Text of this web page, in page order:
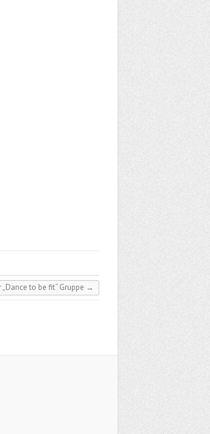
to be fit“ Gruppe →